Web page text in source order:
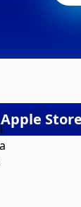
Apple Store